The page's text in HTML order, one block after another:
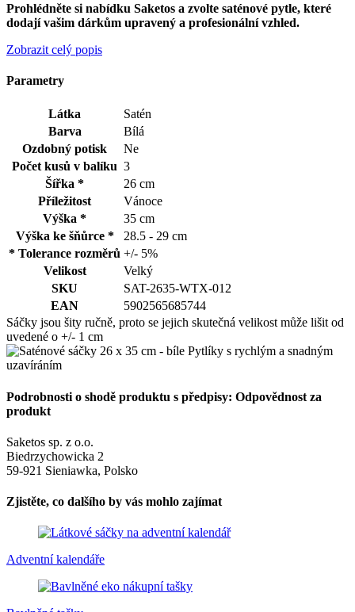
Prohlédněte si nabídku Saketos a zvolte saténové pytle, které
dodají vašim dárkům upravený a profesionální vzhled.
Zobrazit celý popis
Parametry
Látka
Satén
Barva
Bílá
Ozdobný potisk
Ne
Počet kusů v balíku 3
Šířka *
26 cm
Příležitost
Vánoce
Výška *
35 cm
Výška ke šňůrce *
28.5 - 29 cm
* Tolerance rozměrů +/- 5%
Velikost
Velký
SKU
SAT-2635-WTX-012
EAN
5902565685744
Sáčky jsou šity ručně, proto se jejich skutečná velikost může lišit od
uvedené o +/- 1 cm
Podrobnosti o shodě produktu s předpisy: Odpovědnost za
produkt
Saketos sp. z o.o.
Biedrzychowicka 2
59-921 Sieniawka, Polsko
Zjistěte, co dalšího by vás mohlo zajímat
Adventní kalendáře